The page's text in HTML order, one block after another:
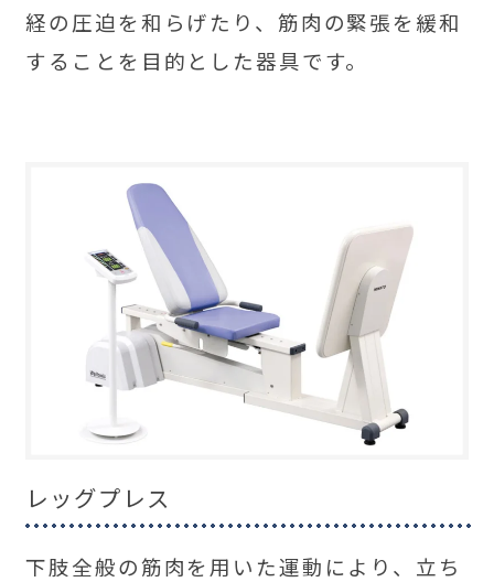
経の圧迫を和らげたり、筋肉の緊張を緩和
することを目的とした器具です。
レッグプレス
下肢全般の筋肉を用いた運動により、立ち